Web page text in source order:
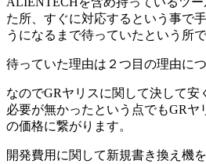
た所、すぐに対応するという事で
うになるまで待っていたという所で
待っていた理由は２つ目の理由につ
なのでGRヤリスに関して決して安
必要が無かったという点でもGRヤ
の価格に繋がります。
開発費用に関して新規書き換え機